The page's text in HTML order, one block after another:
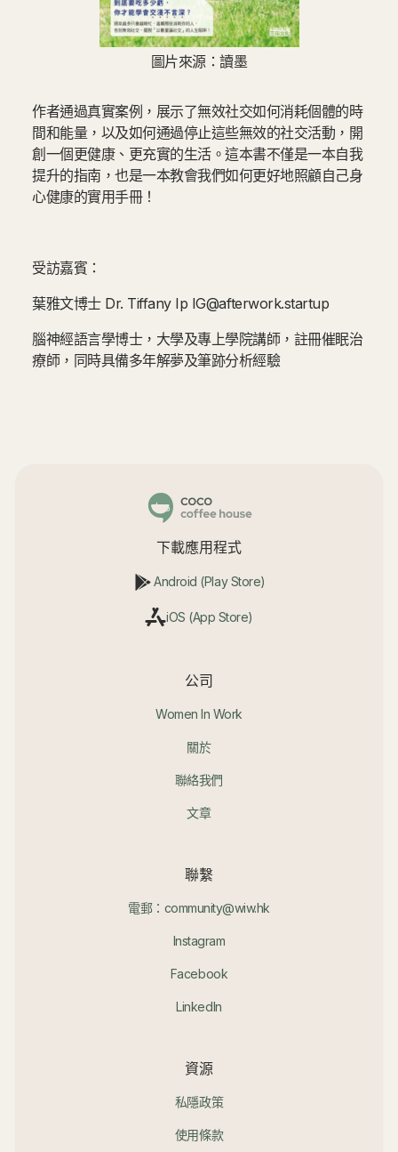
圖片來源：讀墨
作者通過真實案例，展示了無效社交如何消耗個體的時
間和能量，以及如何通過停止這些無效的社交活動，開
創一個更健康、更充實的生活。這本書不僅是一本自我
提升的指南，也是一本教會我們如何更好地照顧自己身
心健康的實用手冊！
受訪嘉賓：
葉雅文博士 Dr. Tiffany Ip IG@afterwork.startup
腦神經語言學博士，大學及專上學院講師，註冊催眠治
療師，同時具備多年解夢及筆跡分析經驗
下載應用程式
Android (Play Store)
iOS (App Store)
公司
Women In Work
關於
聯絡我們
文章
聯繫
電郵：community@wiw.hk
Instagram
Facebook
LinkedIn
資源
私隱政策
使用條款